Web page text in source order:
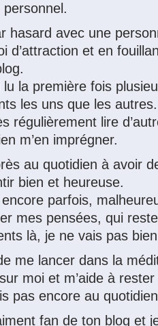
hasard avec une
d’attraction et en
lu la première fois
les uns que les autres.
régulièrement lire
m’en imprégner.
au quotidien à avoir
bien et heureuse.
encore parfois,
mes pensées, qui
là, je ne vais pas
me lancer dans la
moi et m’aide à
pas encore au
fan de ton blog et